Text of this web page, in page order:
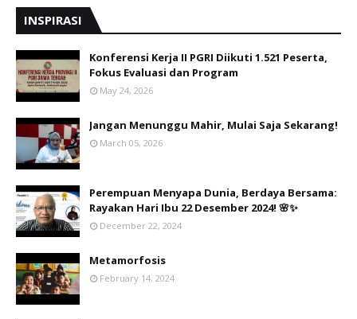
INSPIRASI
Konferensi Kerja II PGRI Diikuti 1.521 Peserta,
Fokus Evaluasi dan Program
May 24, 2026
Jangan Menunggu Mahir, Mulai Saja Sekarang!
March 05, 2026
Perempuan Menyapa Dunia, Berdaya Bersama:
Rayakan Hari Ibu 22 Desember 2024! 🌸✨
December 22, 2024
Metamorfosis
February 14, 2024